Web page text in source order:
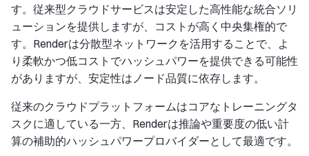
す。従来型クラウドサービスは安定した高性能な統合ソリ
ューションを提供しますが、コストが高く中央集権的で
す。Renderは分散型ネットワークを活用することで、よ
り柔軟かつ低コストでハッシュパワーを提供できる可能性
がありますが、安定性はノード品質に依存します。
従来のクラウドプラットフォームはコアなトレーニングタ
スクに適している一方、Renderは推論や重要度の低い計
算の補助的ハッシュパワープロバイダーとして最適です。